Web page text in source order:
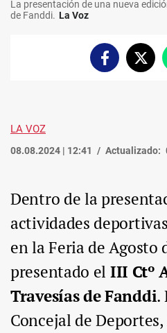
La presentación de una nueva
de Fanddi. La Voz
Facebook
LA VOZ
08.08.2024 | 12:41 Actualizado:
Dentro de la
actividades
en la Feria de Agosto
presentado el III Ctº
Travesías de Fanddi.
Concejal de Deportes,